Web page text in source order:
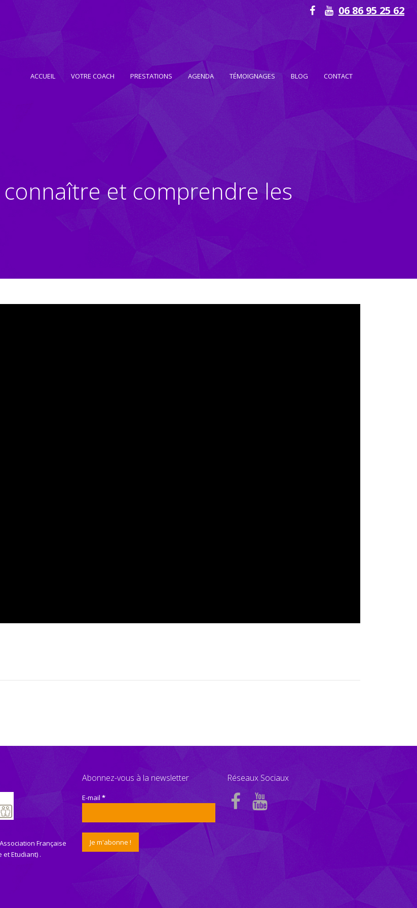
06 86 95 25 62
ACCUEIL VOTRE COACH PRESTATIONS AGENDA TÉMOIGNAGES BLOG CONTACT
connaître et comprendre les
Française
et Etudiant) .
Abonnez-vous à la newsletter
E-mail*
Réseaux Sociaux